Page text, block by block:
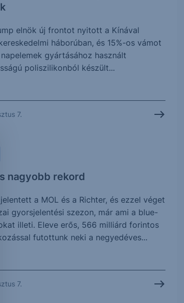
elnök új frontot nyitott a Kínával
háborúban, és 15%-os vámot
gyártásához használt
poliszilikonból készült...
7.
nagyobb rekord
a MOL és a Richter, és ezzel véget
gyorsjelentési szezon, már ami a blue-
illeti. Eleve erős, 566 milliárd forintos
futottunk neki a negyedéves...
7.